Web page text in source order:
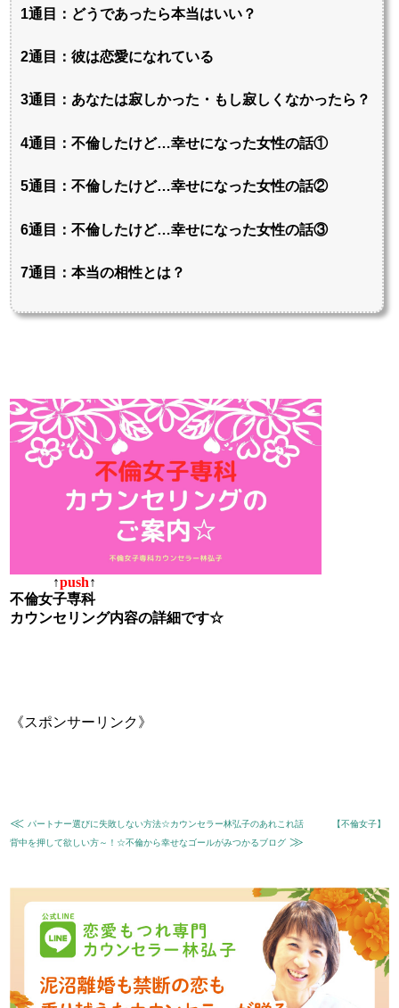
1通目：どうであったら本当はいい？
2通目：彼は恋愛になれている
3通目：あなたは寂しかった・もし寂しくなかったら？
4通目：不倫したけど…幸せになった女性の話①
5通目：不倫したけど…幸せになった女性の話②
6通目：不倫したけど…幸せになった女性の話③
7通目：本当の相性とは？
↑push↑
不倫女子専科
カウンセリング内容の詳細です☆
《スポンサーリンク》
≪パートナー選びに失敗しない方法☆カウンセラー林弘子のあれこれ話
【不倫女子】
背中を押して欲しい方～！☆不倫から幸せなゴールがみつかるブログ ≫